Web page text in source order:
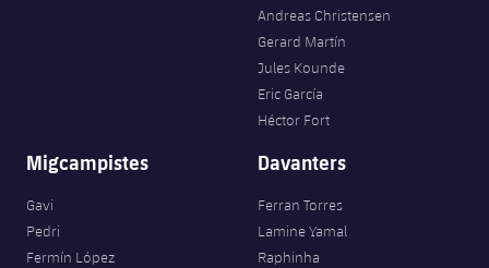
Andreas Christensen
Gerard Martín
Jules Kounde
Eric García
Héctor Fort
Migcampistes
Gavi
Pedri
Fermín López
Davanters
Ferran Torres
Lamine Yamal
Raphinha